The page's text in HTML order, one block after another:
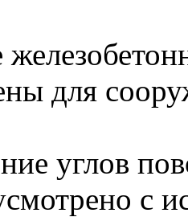
для
углов
с